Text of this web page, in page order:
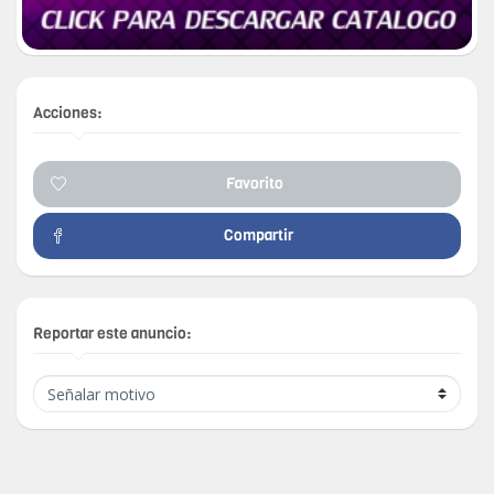
Acciones:
Favorito
Compartir
Reportar este anuncio: